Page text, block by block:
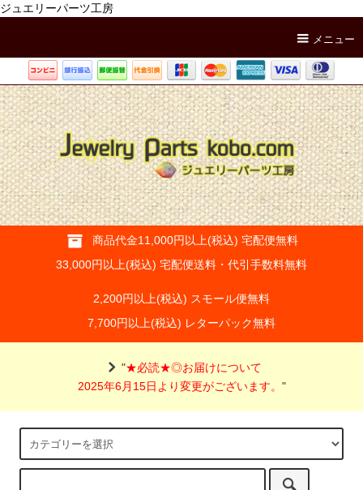
ジュエリーパーツ工房
メニュー
商品代金11,000円以上(税込) 宅配便無料
33,000円以上(税込) 宅配便送料・代引手数料無料
2,200円以上(税込) スモール便無料
7,700円以上(税込) レターパック無料
"★必読★◎お届けについて
2025年6月15日より変更がございます。 "